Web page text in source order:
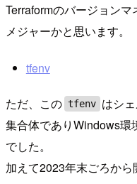
Terraformのバージョン
メジャーかと思います。
tfenv
ただ、この tfenv はシ
集合体でありWindows環
でした。
加えて2023年末ごろから